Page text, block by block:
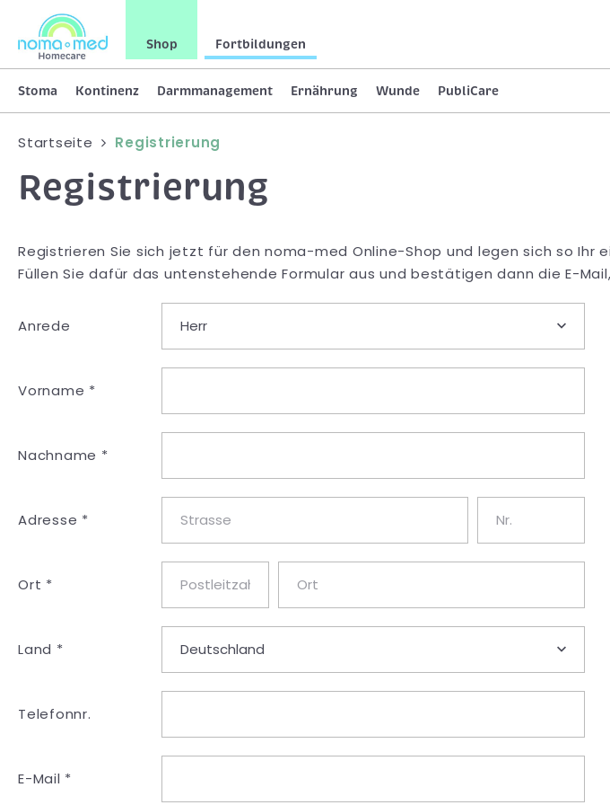
Shop Fortbildungen
Stoma Kontinenz Darmmanagement Ernährung Wunde PubliCare
Startseite Registrierung
Registrierung
Registrieren Sie sich jetzt für den noma-med Online-Shop und legen sich so Ihr
Füllen Sie dafür das untenstehende Formular aus und bestätigen dann die E-
Anrede
Vorname *
Nachname *
Adresse *
Ort *
Land *
Telefonnr.
E-Mail *